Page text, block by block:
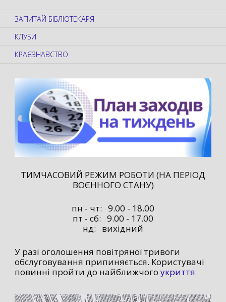
ЗАПИТАЙ БІБЛІОТЕКАРЯ
КЛУБИ
КРАЄЗНАВСТВО
ТИМЧАСОВИЙ РЕЖИМ РОБОТИ (НА ПЕРІОД
ВОЄННОГО СТАНУ)
пн - чт: 9.00 - 18.00
пт - сб: 9.00 - 17.00
нд: вихідний
У разі оголошення повітряної тривоги
обслуговування припиняється. Користувачі
повинні пройти до найближчого укриття